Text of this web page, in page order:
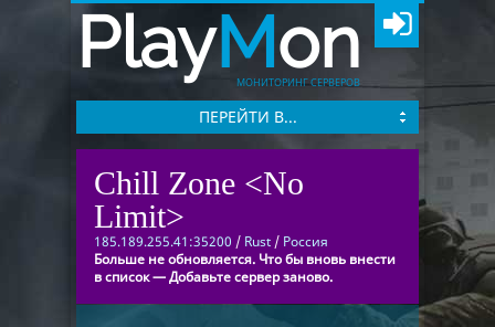
PlayMon
МОНИТОРИНГ СЕРВЕРОВ
ПЕРЕЙТИ В...
Chill Zone <No
Limit>
185.189.255.41:35200 / Rust / Россия
Больше не обновляется. Что бы вновь внести
в список — Добавьте сервер заново.